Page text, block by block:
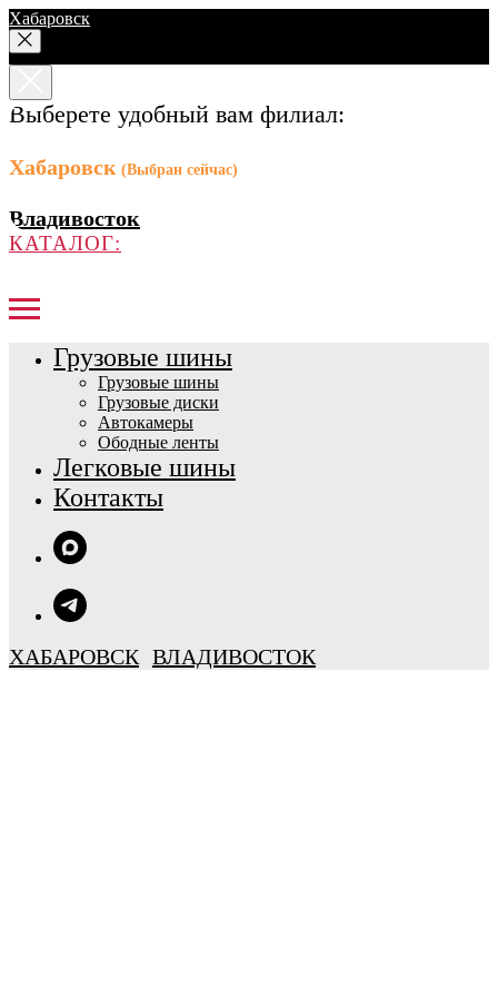
Хабаровск
Выберете удобный вам филиал:
Хабаровск (Выбран сейчас)
Владивосток
КАТАЛОГ:
Грузовые шины
Грузовые шины
Грузовые диски
Автокамеры
Ободные ленты
Легковые шины
Контакты
ХАБАРОВСК ВЛАДИВОСТОК